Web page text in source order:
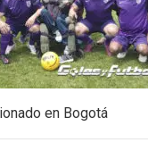
en Bogotá